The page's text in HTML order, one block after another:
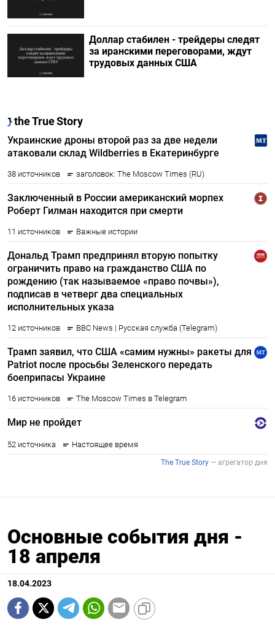
Доллар стабилен - трейдеры следят
за иранскими переговорами, ждут
трудовых данных США
Основные события дня -
18 апреля
18.04.2023